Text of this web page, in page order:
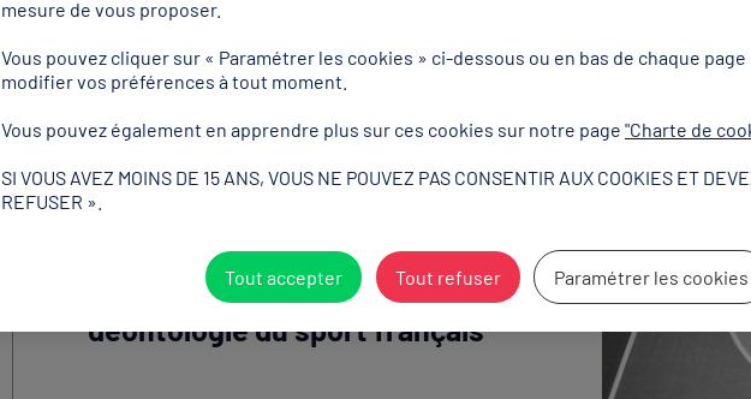
par les fédérations adhérentes du CNOSF, au besoin en l’adaptant ou la complétant, dans des
déontologie propres à chaque discipline, conformément à l’article 1.1.5 des dispositions
Code du sport.
La charte d'éthique et de
déontologie du sport français
mesure de vous proposer.
Vous pouvez cliquer sur « Paramétrer les cookies » ci-dessous ou en bas de chaque
modifier vos préférences à tout moment.
Vous pouvez également en apprendre plus sur ces cookies sur notre page "Charte de
SI VOUS AVEZ MOINS DE 15 ANS, VOUS NE POUVEZ PAS CONSENTIR AUX COOKIES ET
REFUSER ».
Tout accepter Tout refuser Paramétrer les cookies